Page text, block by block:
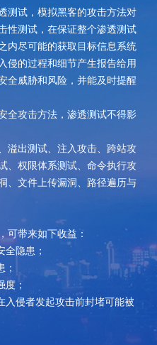
测试，模拟黑客的攻击方法对
性测试，在保证整个渗透测试
内尽可能的获取目标信息系统
侵的过程和细节产生报告给用
全威胁和风险，并能及时提醒
全攻击方法，渗透测试不得影
溢出测试、注入攻击、跨站攻
、权限体系测试、命令执行攻
、文件上传漏洞、路径遍历与
可带来如下收益：
全隐患；
；
度；
入侵者发起攻击前封堵可能被